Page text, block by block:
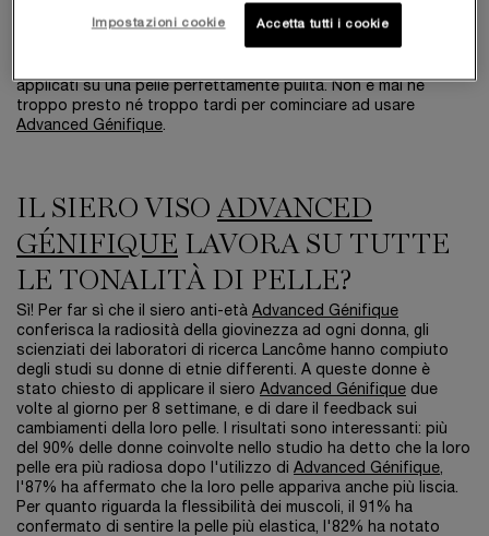
Includere un siero senza età nella cura della pelle quotidiana,
migliorerà l'aspetto generale della tua pelle andando ad agire
su problemi quali opacità, iperpigmentazione, disidratazione,
applicati su una pelle perfettamente pulita. Non è mai né
troppo presto né troppo tardi per cominciare ad usare
Advanced Génifique.
IL SIERO VISOADVANCED
GÉNIFIQUE LAVORA SU TUTTE
LE TONALITÀ DI PELLE?
Sì! Per far sì che il siero anti-età Advanced Génifique
conferisca la radiosità della giovinezza ad ogni donna, gli
scienziati dei laboratori di ricerca Lancôme hanno compiuto
degli studi su donne di etnie differenti. A queste donne è
stato chiesto di applicare il siero Advanced Génifique due
volte al giorno per 8 settimane, e di dare il feedback sui
cambiamenti della loro pelle. I risultati sono interessanti: più
del 90% delle donne coinvolte nello studio ha detto che la loro
pelle era più radiosa dopo l'utilizzo di Advanced Génifique,
l'87% ha affermato che la loro pelle appariva anche più liscia.
Per quanto riguarda la flessibilità dei muscoli, il 91% ha
confermato di sentire la pelle più elastica, l'82% ha notato
Impostazioni cookie Accetta tutti i cookie